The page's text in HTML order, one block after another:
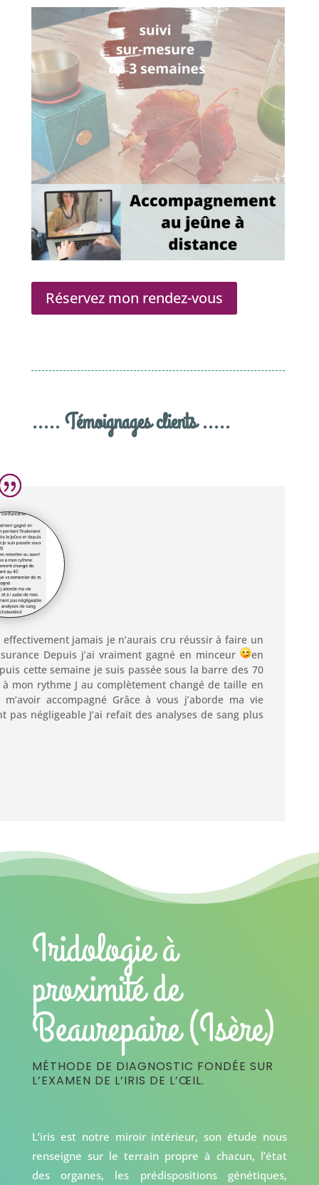
Réservez mon rendez-vous
..... Témoignages clients .....
jamais je n’aurais cru réussir à faire un
Depuis j’ai vraiment gagné en minceur
en
cette semaine je suis passée sous la barre des 70
mon rythme J au complètement changé de taille en
accompagné Grâce à vous j’aborde ma vie
négligeable J’ai refait des analyses de sang plus
Iridologie à
proximité de
Beaurepaire (Isère)
MÉTHODE DE DIAGNOSTIC FONDÉE SUR
L’EXAMEN DE L’IRIS DE L’ŒIL.
L’iris est notre miroir intérieur, son étude nous
renseigne sur le terrain propre à chacun, l’état
des organes, les prédispositions génétiques,